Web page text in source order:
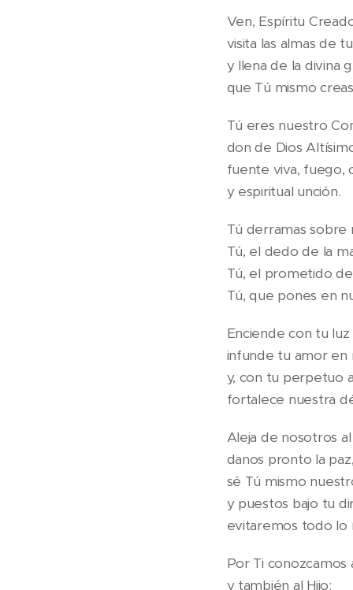
Ven, Espíritu
visita las almas de
y llena de la divina
que Tú mismo
Tú eres nuestro
don de Dios
fuente viva, fuego,
y espiritual unción.
Tú derramas sobre
Tú, el dedo de la
Tú, el prometido
Tú, que pones en
Enciende con tu
infunde tu amor en
y, con tu perpetuo
fortalece nuestra
Aleja de nosotros
danos pronto la
sé Tú mismo
y puestos bajo tu
evitaremos todo lo
Por Ti conozcamos
y también al Hijo;